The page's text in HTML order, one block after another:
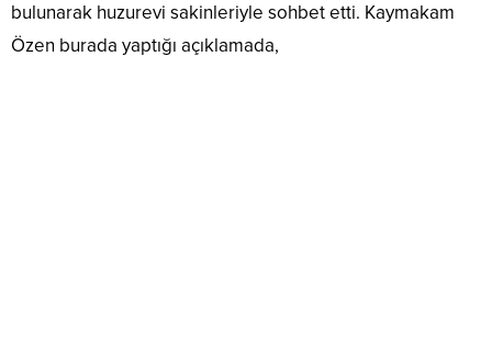
bulunarak huzurevi sakinleriyle sohbet etti. Kaymakam
Özen burada yaptığı açıklamada,